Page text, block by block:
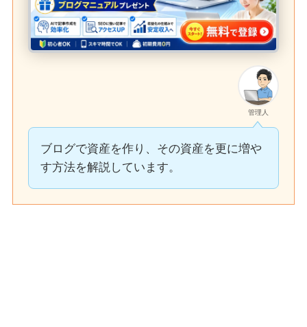
管理人
ブログで資産を作り、その資産を更に増や
す方法を解説しています。